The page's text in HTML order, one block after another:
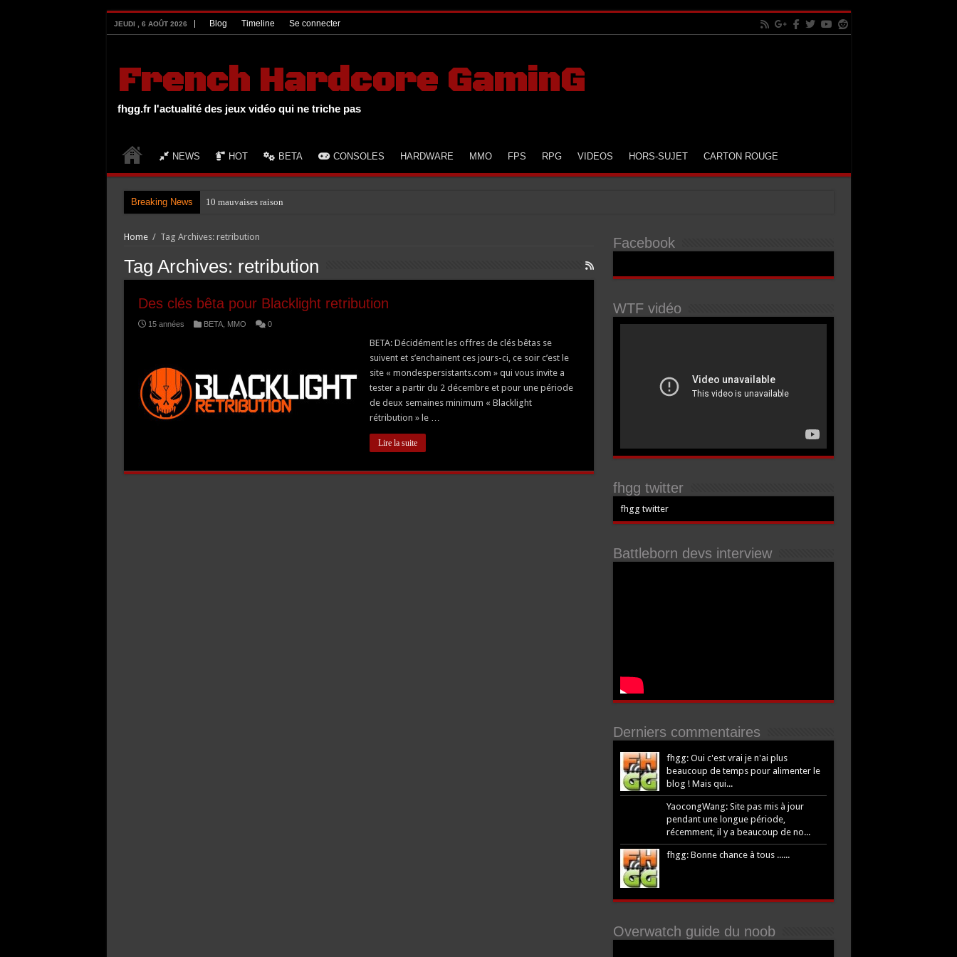
JEUDI , 6 AOÛT 2026 Blog Timeline Se connecter
French Hardcore GaminG
fhgg.fr l'actualité des jeux vidéo qui ne triche pas
NEWS HOT BETA CONSOLES HARDWARE MMO FPS RPG VIDEOS HORS-SUJET CARTON ROUGE
Breaking News 10 mauvaises raisons de jouer à GTA
Home / Tag Archives: retribution
Tag Archives: retribution
Des clés bêta pour Blacklight retribution
15 années BETA, MMO 0
BETA: Décidément les offres de clés bêtas se
suivent et s’enchainent ces jours-ci, ce soir c’est le
site « mondespersistants.com » qui vous invite a
tester a partir du 2 décembre et pour une période
de deux semaines minimum « Blacklight
rétribution » le …
Lire la suite
Facebook
WTF vidéo
fhgg twitter
fhgg twitter
Battleborn devs interview
Derniers commentaires
fhgg: Oui c'est vrai je n'ai plus
beaucoup de temps pour alimenter le
blog ! Mais qui...
YaocongWang: Site pas mis à jour
pendant une longue période,
récemment, il y a beaucoup de no...
fhgg: Bonne chance à tous ......
Overwatch guide du noob